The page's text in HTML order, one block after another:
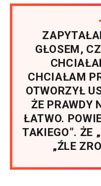
GŁOSEM,
CHCIAŁAM
OTWORZYŁ
ŻE PRAWDY
ŁATWO.
TAKIEGO”. ŻE
„ŹLE